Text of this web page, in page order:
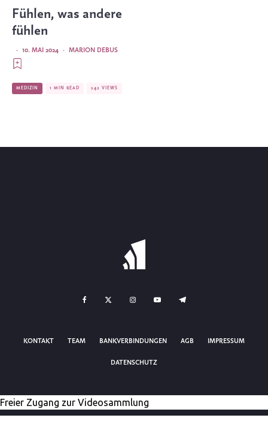
Fühlen, was andere
fühlen
MARION DEBUS
·
10. MAI 2024
·
MEDIZIN 1 MIN READ 242 VIEWS
KONTAKT TEAM BANKVERBINDUNGEN AGB IMPRESSUM
DATENSCHUTZ